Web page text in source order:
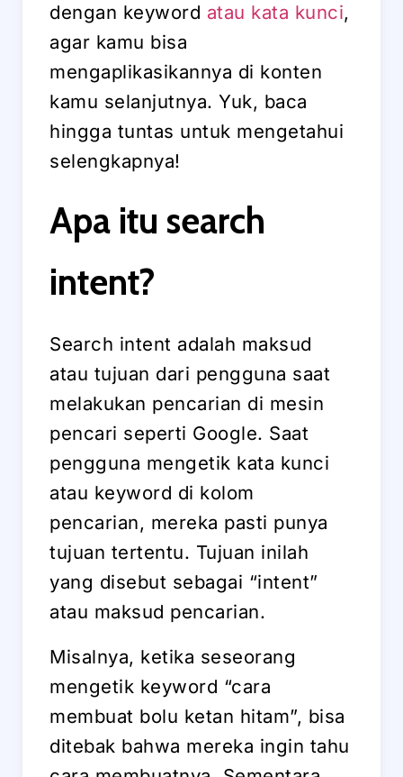
dengan keyword atau kata kunci,
agar kamu bisa
mengaplikasikannya di konten
kamu selanjutnya. Yuk, baca
hingga tuntas untuk mengetahui
selengkapnya!
Apa itu search
intent?
Search intent adalah maksud
atau tujuan dari pengguna saat
melakukan pencarian di mesin
pencari seperti Google. Saat
pengguna mengetik kata kunci
atau keyword di kolom
pencarian, mereka pasti punya
tujuan tertentu. Tujuan inilah
yang disebut sebagai “intent”
atau maksud pencarian.
Misalnya, ketika seseorang
mengetik keyword “cara
membuat bolu ketan hitam”, bisa
ditebak bahwa mereka ingin tahu